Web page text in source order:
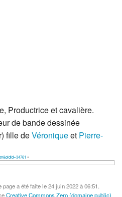
Productrice et cavalière.
de bande dessinée
fille deVéroniqueet Pierre-
»
a été faite le 24 juin 2022 à 06:51.
Creative Commons Zero (domaine public)